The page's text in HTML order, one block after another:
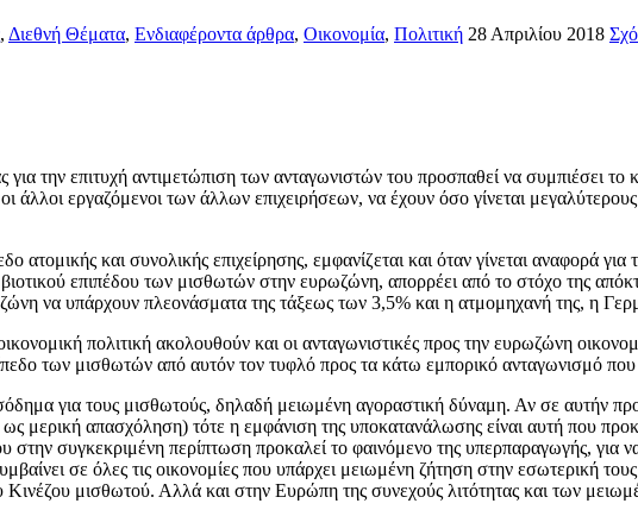
, Διεθνή Θέματα, Ενδιαφέροντα άρθρα, Οικονομία, Πολιτική 28 Απριλίου 2018
για την επιτυχή αντιμετώπιση των ανταγωνιστών του προσπαθεί να συμπιέσει
άλλοι εργαζόμενοι των άλλων επιχειρήσεων, να έχουν όσο γίνεται
ατομικής και συνολικής επιχείρησης, εμφανίζεται και όταν γίνεται αναφορά
βιοτικού επιπέδου των μισθωτών στην ευρωζώνη, απορρέει από το στόχο της
να υπάρχουν πλεονάσματα της τάξεως των 3,5% και η ατμομηχανή της, η
πολιτική ακολουθούν και οι ανταγωνιστικές προς την ευρωζώνη
των μισθωτών από αυτόν τον τυφλό προς τα κάτω εμπορικό ανταγωνισμό που
για τους μισθωτούς, δηλαδή μειωμένη αγοραστική δύναμη. Αν σε αυτήν
μερική απασχόληση) τότε η εμφάνιση της υποκατανάλωσης είναι αυτή που
στην συγκεκριμένη περίπτωση προκαλεί το φαινόμενο της υπερπαραγωγής,
σε όλες τις οικονομίες που υπάρχει μειωμένη ζήτηση στην εσωτερική
Κινέζου μισθωτού. Αλλά και στην Ευρώπη της συνεχούς λιτότητας και των